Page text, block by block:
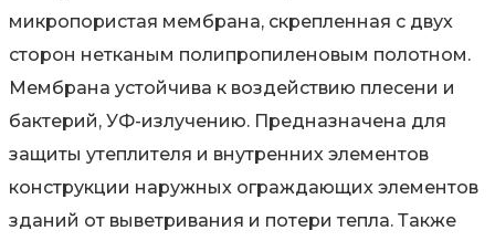
микропористая мембрана, скрепленная с двух
сторон нетканым полипропиленовым полотном.
Мембрана устойчива к воздействию плесени и
бактерий, УФ-излучению. Предназначена для
защиты утеплителя и внутренних элементов
конструкции наружных ограждающих элементов
зданий от выветривания и потери тепла. Также